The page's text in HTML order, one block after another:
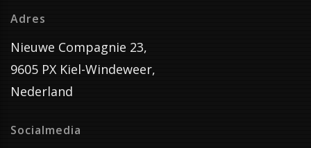
Adres
Nieuwe Compagnie 23,
9605 PX Kiel-Windeweer,
Nederland
Socialmedia